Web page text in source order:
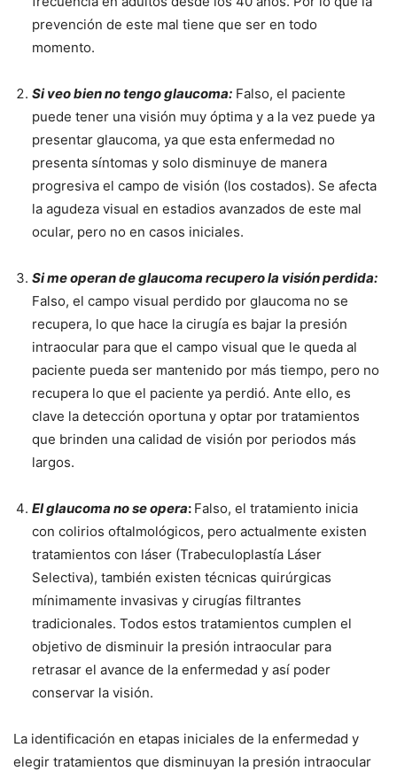
prevención de este mal tiene que ser en todo
momento.
Si veo bien no tengo glaucoma: Falso, el paciente
puede tener una visión muy óptima y a la vez puede ya
presentar glaucoma, ya que esta enfermedad no
presenta síntomas y solo disminuye de manera
progresiva el campo de visión (los costados). Se afecta
la agudeza visual en estadios avanzados de este mal
ocular, pero no en casos iniciales.
Si me operan de glaucoma recupero la visión perdida:
Falso, el campo visual perdido por glaucoma no se
recupera, lo que hace la cirugía es bajar la presión
intraocular para que el campo visual que le queda al
paciente pueda ser mantenido por más tiempo, pero no
recupera lo que el paciente ya perdió. Ante ello, es
clave la detección oportuna y optar por tratamientos
que brinden una calidad de visión por periodos más
largos.
El glaucoma no se opera: Falso, el tratamiento inicia
con colirios oftalmológicos, pero actualmente existen
tratamientos con láser (Trabeculoplastía Láser
Selectiva), también existen técnicas quirúrgicas
mínimamente invasivas y cirugías filtrantes
tradicionales. Todos estos tratamientos cumplen el
objetivo de disminuir la presión intraocular para
retrasar el avance de la enfermedad y así poder
conservar la visión.
La identificación en etapas iniciales de la enfermedad y
elegir tratamientos que disminuyan la presión intraocular